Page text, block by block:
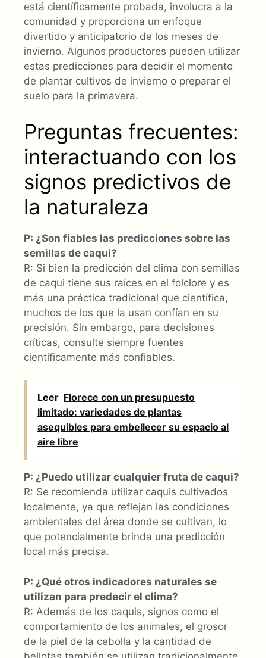
está científicamente probada, involucra a la
comunidad y proporciona un enfoque
divertido y anticipatorio de los meses de
invierno. Algunos productores pueden utilizar
estas predicciones para decidir el momento
de plantar cultivos de invierno o preparar el
suelo para la primavera.
Preguntas frecuentes:
interactuando con los
signos predictivos de
la naturaleza
P: ¿Son fiables las predicciones sobre las
semillas de caqui?
R: Si bien la predicción del clima con semillas
de caqui tiene sus raíces en el folclore y es
más una práctica tradicional que científica,
muchos de los que la usan confían en su
precisión. Sin embargo, para decisiones
críticas, consulte siempre fuentes
científicamente más confiables.
Leer Florece con un presupuesto
limitado: variedades de plantas
asequibles para embellecer su espacio al
aire libre
P: ¿Puedo utilizar cualquier fruta de caqui?
R: Se recomienda utilizar caquis cultivados
localmente, ya que reflejan las condiciones
ambientales del área donde se cultivan, lo
que potencialmente brinda una predicción
local más precisa.
P: ¿Qué otros indicadores naturales se
utilizan para predecir el clima?
R: Además de los caquis, signos como el
comportamiento de los animales, el grosor
de la piel de la cebolla y la cantidad de